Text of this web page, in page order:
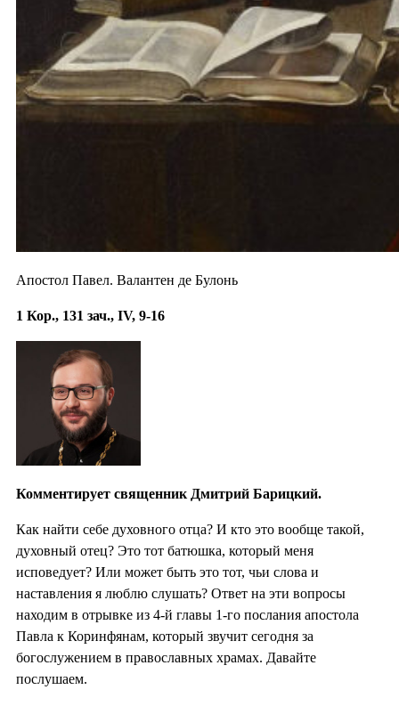
Апостол Павел. Валантен де Булонь
1 Кор., 131 зач., IV, 9-16
Комментирует священник Дмитрий Барицкий.
Как найти себе духовного отца? И кто это вообще такой,
духовный отец? Это тот батюшка, который меня
исповедует? Или может быть это тот, чьи слова и
наставления я люблю слушать? Ответ на эти вопросы
находим в отрывке из 4-й главы 1-го послания апостола
Павла к Коринфянам, который звучит сегодня за
богослужением в православных храмах. Давайте
послушаем.